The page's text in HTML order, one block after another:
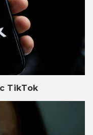
TikTok